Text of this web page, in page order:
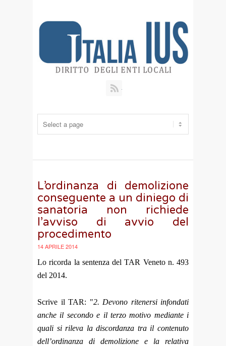
L’ordinanza di demolizione
conseguente a un diniego di
sanatoria non richiede
l’avviso di avvio del
procedimento
14 APRILE 2014
Lo ricorda la sentenza del TAR Veneto n. 493
del 2014.
Scrive il TAR: "2. Devono ritenersi infondati
anche il secondo e il terzo motivo mediante i
quali si rileva la discordanza tra il contenuto
dell’ordinanza di demolizione e la relativa